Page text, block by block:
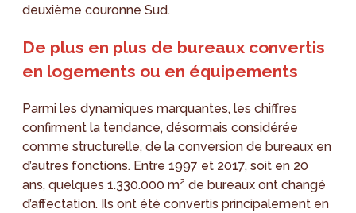
deuxième couronne Sud.
De plus en plus de bureaux convertis
en logements ou en équipements
Parmi les dynamiques marquantes, les chiffres
confirment la tendance, désormais considérée
comme structurelle, de la conversion de bureaux en
d’autres fonctions. Entre 1997 et 2017, soit en 20
ans, quelques 1.330.000 m² de bureaux ont changé
d’affectation. Ils ont été convertis principalement en